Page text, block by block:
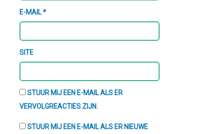
E-MAIL*
SITE
STUUR MIJ EEN E-MAIL ALS ER
VERVOLGREACTIES ZIJN.
STUUR MIJ EEN E-MAIL ALS ER NIEUWE